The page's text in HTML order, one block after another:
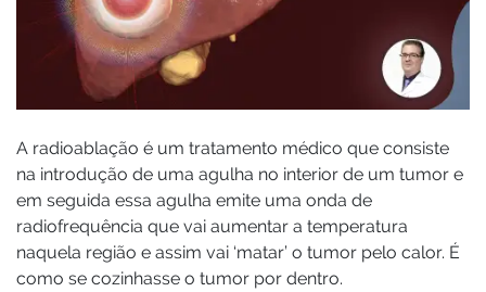
A radioablação é um tratamento médico que consiste
na introdução de uma agulha no interior de um tumor e
em seguida essa agulha emite uma onda de
radiofrequência que vai aumentar a temperatura
naquela região e assim vai ‘matar’ o tumor pelo calor. É
como se cozinhasse o tumor por dentro.